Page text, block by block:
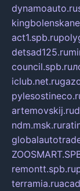
dynamoauto.ru
act1.spb.ru
detsad125.ru
council.spb.ru
iclub.net.ru
artemovskij.ru
ndm.msk.ru
remontt.spb.ru
terramia.ru